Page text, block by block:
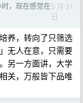
，现在感觉在5 月 31
日
养，转向了只筛选
无人在意，只需要
另一方面讲，大学
关，万般皆下品唯